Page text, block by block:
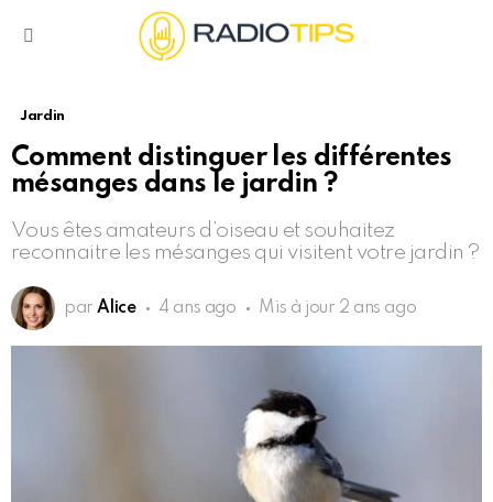
Jardin
Comment distinguer les différentes
mésanges dans le jardin ?
Vous êtes amateurs d’oiseau et souhaitez
reconnaitre les mésanges qui visitent votre jardin ?
par Alice 4 ans ago Mis à jour 2 ans ago